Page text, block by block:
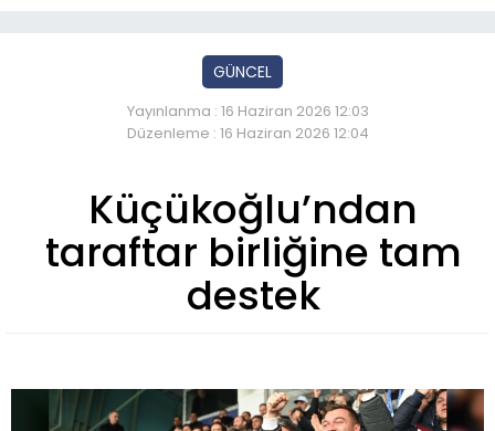
GÜNCEL
Yayınlanma : 16 Haziran 2026 12:03
Düzenleme : 16 Haziran 2026 12:04
Küçükoğlu’ndan
taraftar birliğine tam
destek